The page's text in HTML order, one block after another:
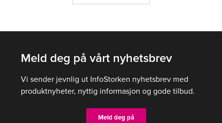
Meld deg på vårt nyhetsbrev
Vi sender jevnlig ut InfoStorken nyhetsbrev med
produktnyheter, nyttig informasjon og gode tilbud.
Meld deg på